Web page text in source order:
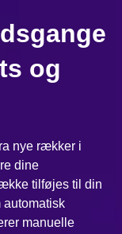
og
nye rækker i
dine
tilføjes til din
automatisk
manuelle